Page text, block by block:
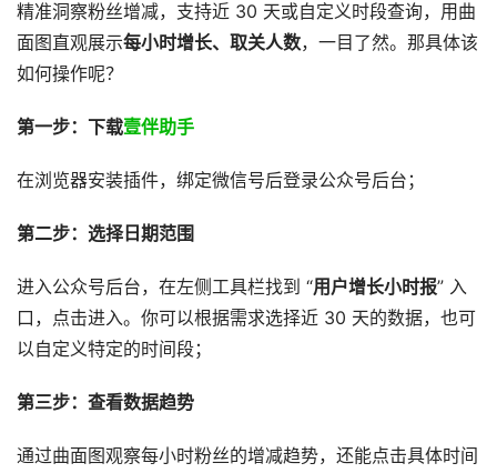
精准洞察粉丝增减，支持近 30 天或自定义时段查询，用曲
面图直观展示每小时增长、取关人数，一目了然。那具体该
如何操作呢？
第一步：下载壹伴助手
在浏览器安装插件，绑定微信号后登录公众号后台；
第二步：选择日期范围
进入公众号后台，在左侧工具栏找到 “用户增长小时报” 入
口，点击进入。你可以根据需求选择近 30 天的数据，也可
以自定义特定的时间段；
第三步：查看数据趋势
通过曲面图观察每小时粉丝的增减趋势，还能点击具体时间